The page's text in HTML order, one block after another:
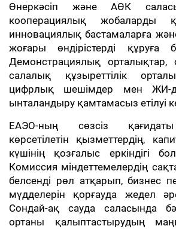
Өнеркәсіп және АӨК
кооперациялық жобаларды
инновациялық бастамаларға
жоғары өндірістерді құруға
Демонстрациялық орталықтар,
салалық құзыреттілік
цифрлық шешімдер мен ЖИ-
ынталандыру қамтамасыз етілуі
ЕАЭО-ның сөзсіз
көрсетілетін қызметтердің,
күшінің қозғалыс еркіндігі
Комиссия міндеттемелердің
белсенді рөл атқарып, бизнес
мүдделерін қорғауда жедел
Сондай-ақ сауда саласында
ортаны қалыптастырудың